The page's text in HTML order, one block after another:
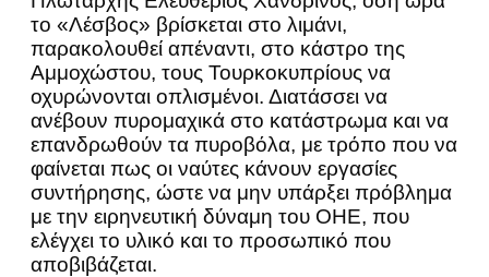
το «Λέσβος» βρίσκεται στο λιμάνι,
παρακολουθεί απέναντι, στο κάστρο της
Αμμοχώστου, τους Τουρκοκυπρίους να
οχυρώνονται οπλισμένοι. Διατάσσει να
ανέβουν πυρομαχικά στο κατάστρωμα και να
επανδρωθούν τα πυροβόλα, με τρόπο που να
φαίνεται πως οι ναύτες κάνουν εργασίες
συντήρησης, ώστε να μην υπάρξει πρόβλημα
με την ειρηνευτική δύναμη του ΟΗΕ, που
ελέγχει το υλικό και το προσωπικό που
αποβιβάζεται.